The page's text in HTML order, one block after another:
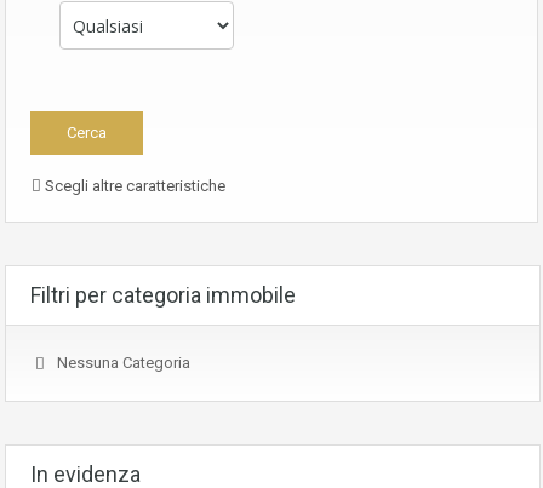
Scegli altre caratteristiche
Filtri per categoria immobile
Nessuna Categoria
In evidenza